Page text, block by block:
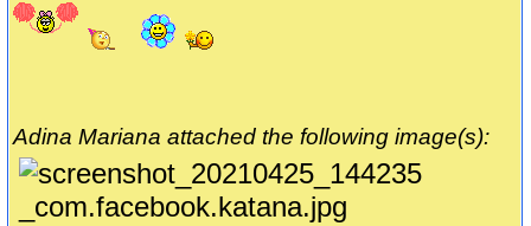
Adina Mariana attached the following image(s):